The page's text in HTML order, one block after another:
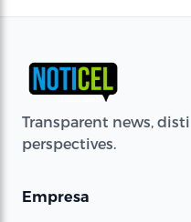
Transparent news,
perspectives.
Empresa